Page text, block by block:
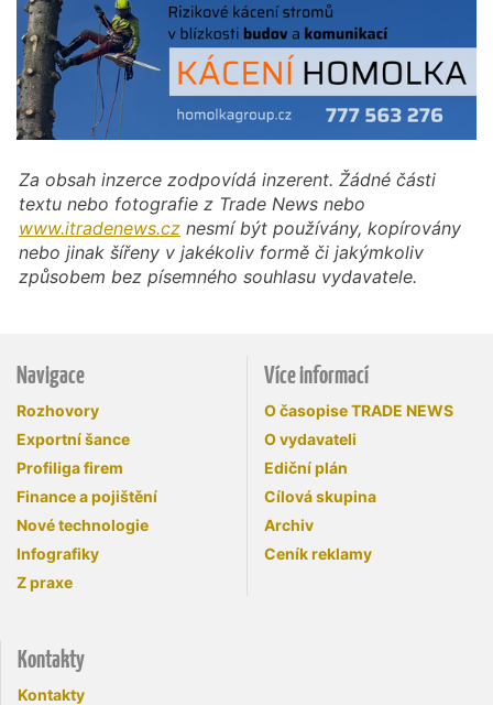
Za obsah inzerce zodpovídá inzerent. Žádné části
textu nebo fotografie z Trade News nebo
www.itradenews.cz nesmí být používány, kopírovány
nebo jinak šířeny v jakékoliv formě či jakýmkoliv
způsobem bez písemného souhlasu vydavatele.
Navigace
Rozhovory
Exportní šance
Profiliga firem
Finance a pojištění
Nové technologie
Infografiky
Z praxe
Více informací
O časopise TRADE NEWS
O vydavateli
Ediční plán
Cílová skupina
Archiv
Ceník reklamy
Kontakty
Kontakty